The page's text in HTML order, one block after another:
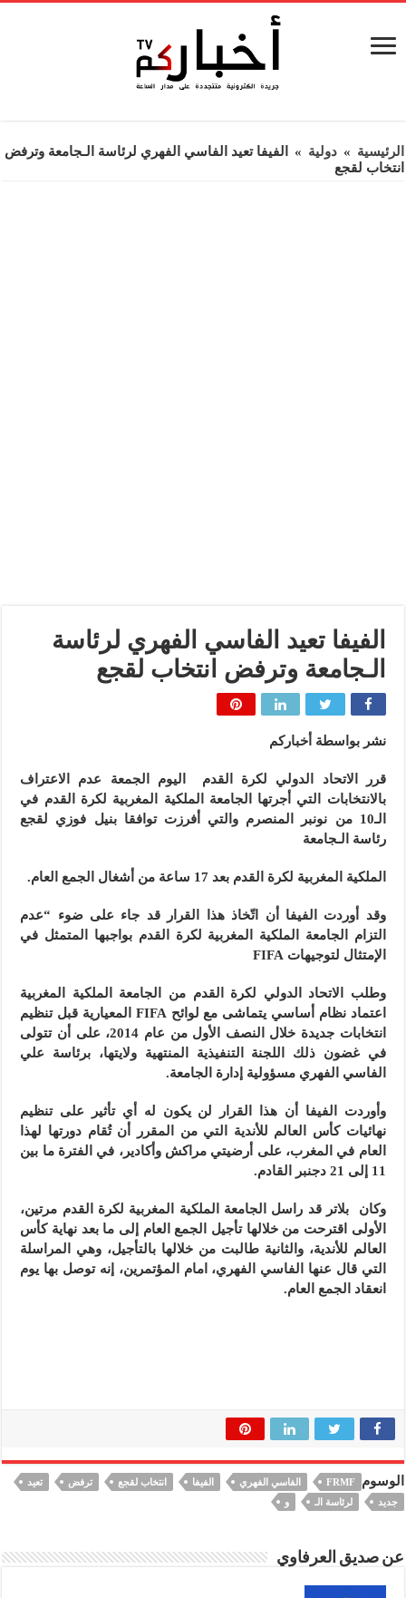
الرئيسية » دولية »
الفيفا تعيد الفاسي الفهري لرئاسة الـجامعة وترفض
انتخاب لقجع
الفيفا تعيد الفاسي الفهري لرئاسة
الـجامعة وترفض انتخاب لقجع
نشر بواسطة أخباركم
قرر الاتحاد الدولي لكرة القدم اليوم الجمعة عدم الاعتراف
بالانتخابات التي أجرتها الجامعة الملكية المغربية لكرة القدم في
الـ10 من نونبر المنصرم والتي أفرزت توافقا بنيل فوزي لقجع
رئاسة الـجامعة
الملكية المغربية لكرة القدم بعد 17 ساعة من أشغال الجمع العام.
وقد أوردت الفيفا أن اتّخاذ هذا القرار قد جاء على ضوء “عدم
التزام الجامعة الملكية المغربية لكرة القدم بواجبها المتمثل في
الإمتثال لتوجيهات FIFA
وطلب الاتحاد الدولي لكرة القدم من الجامعة الملكية المغربية
اعتماد نظام أساسي يتماشى مع لوائح FIFA المعيارية قبل تنظيم
انتخابات جديدة خلال النصف الأول من عام 2014، على أن تتولى
في غضون ذلك اللجنة التنفيذية المنتهية ولايتها، برئاسة علي
الفاسي الفهري مسؤولية إدارة الجامعة.
وأوردت الفيفا أن هذا القرار لن يكون له أي تأثير على تنظيم
نهائيات كأس العالم للأندية التي من المقرر أن تُقام دورتها لهذا
العام في المغرب، على أرضيتي مراكش وأكادير، في الفترة ما بين
11 إلى 21 دجنبر القادم.
وكان بلاتر قد راسل الجامعة الملكية المغربية لكرة القدم مرتين،
الأولى اقترحت من خلالها تأجيل الجمع العام إلى ما بعد نهاية كأس
العالم للأندية، والثانية طالبت من خلالها بالتأجيل، وهي المراسلة
التي قال عنها الفاسي الفهري، امام المؤتمرين، إنه توصل بها يوم
انعقاد الجمع العام.
الوسوم FRMF الفاسي الفهري الفيفا انتخاب لقجع ترفض
تعيد
جديد
لرئاسة الـ و
عن صديق العرفاوي